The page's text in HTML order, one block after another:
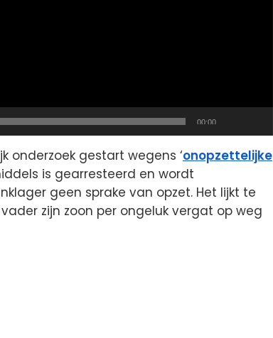
Total
00:00
onderzoek gestart wegens ‘onopzettelijke
is gearresteerd en wordt
geen sprake van opzet. Het lijkt te
zijn zoon per ongeluk vergat op weg